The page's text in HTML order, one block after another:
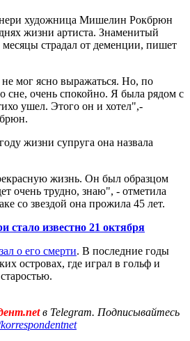
художница Мишелин Рокбрюн
жизни артиста. Знаменитый
страдал от деменции, пишет
мог ясно выражаться. Но, по
сне, очень спокойно. Я была рядом с
ушел. Этого он и хотел",-
жизни супруга она назвала
жизнь. Он был образцом
очень трудно, знаю", - отметила
со звездой она прожила 45 лет.
известно 21 октября
о его смерти. В последние годы
островах, где играл в гольф и
в Telegram. Подписывайтесь